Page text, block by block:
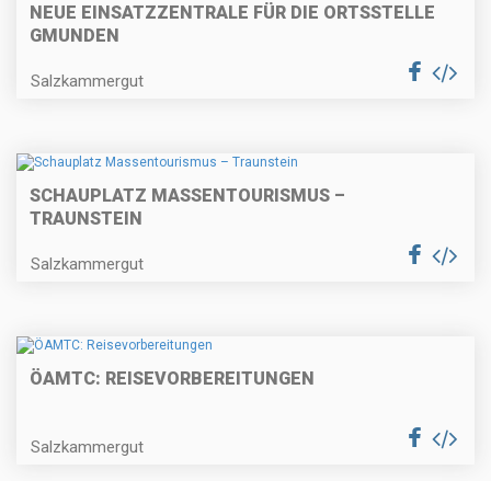
NEUE EINSATZZENTRALE FÜR DIE ORTSSTELLE
GMUNDEN
Salzkammergut
SCHAUPLATZ MASSENTOURISMUS –
TRAUNSTEIN
Salzkammergut
ÖAMTC: REISEVORBEREITUNGEN
Salzkammergut